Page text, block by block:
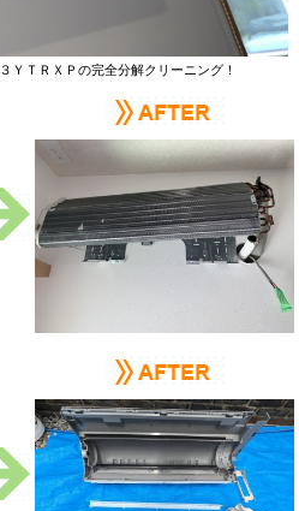
ＹＴＲＸＰの完全分解クリーニング！